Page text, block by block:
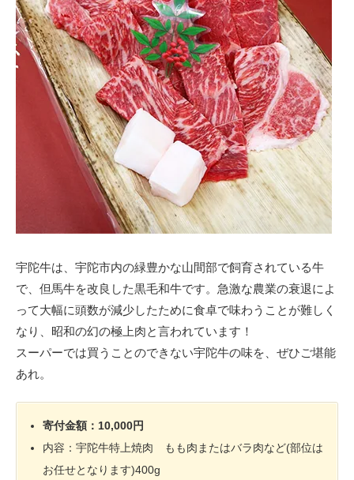
宇陀牛は、宇陀市内の緑豊かな山間部で飼育されている牛
で、但馬牛を改良した黒毛和牛です。急激な農業の衰退によ
って大幅に頭数が減少したために食卓で味わうことが難しく
なり、昭和の幻の極上肉と言われています！
スーパーでは買うことのできない宇陀牛の味を、ぜひご堪能
あれ。
寄付金額：10,000円
内容：宇陀牛特上焼肉 もも肉またはバラ肉など(部位は
お任せとなります)400g